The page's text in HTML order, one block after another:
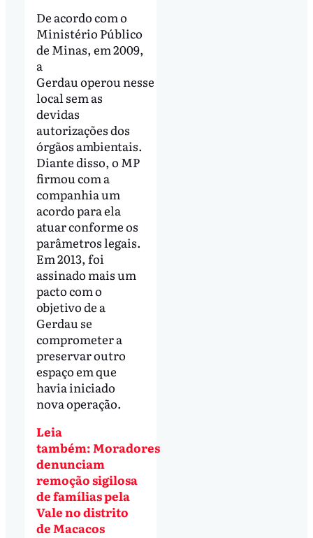
De acordo com o
Ministério Público
de Minas, em 2009,
a
Gerdau operou nesse
local sem as
devidas
autorizações dos
órgãos ambientais.
Diante disso, o MP
firmou com a
companhia um
acordo para ela
atuar conforme os
parâmetros legais.
Em 2013, foi
assinado mais um
pacto com o
objetivo de a
Gerdau se
comprometer a
preservar outro
espaço em que
havia iniciado
nova operação.
Leia
também: Moradores
denunciam
remoção sigilosa
de famílias pela
Vale no distrito
de Macacos